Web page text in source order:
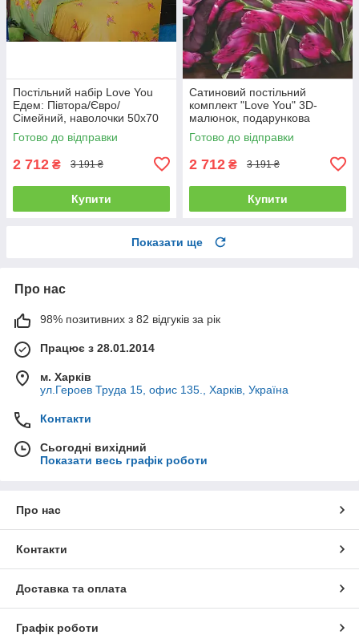
Постільний набір Love You
Едем: Півтора/Євро/
Сімейний, наволочки 50x70
полуторний
Готово до відправки
2 712 ₴ 3 191 ₴
Купити
Сатиновий постільний
комплект "Love You" 3D-
малюнок, подарункова
упаковка полуторний
Готово до відправки
2 712 ₴ 3 191 ₴
Купити
Показати ще
Про нас
98% позитивних з 82 відгуків за рік
Працює з 28.01.2014
м. Харків
ул.Героев Труда 15, офис 135., Харків, Україна
Контакти
Сьогодні вихідний
Показати весь графік роботи
Про нас
Контакти
Доставка та оплата
Графік роботи